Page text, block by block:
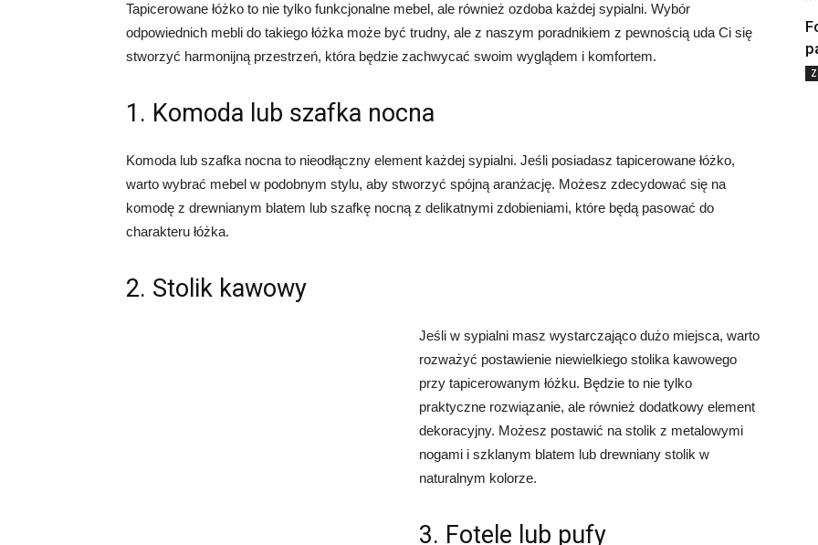
Tapicerowane łóżko to nie tylko funkcjonalne mebel, ale również ozdoba każdej sypialni. Wybór
odpowiednich mebli do takiego łóżka może być trudny, ale z naszym poradnikiem z pewnością uda Ci się
stworzyć harmonijną przestrzeń, która będzie zachwycać swoim wyglądem i komfortem.
1. Komoda lub szafka nocna
Komoda lub szafka nocna to nieodłączny element każdej sypialni. Jeśli posiadasz tapicerowane łóżko,
warto wybrać mebel w podobnym stylu, aby stworzyć spójną aranżację. Możesz zdecydować się na
komodę z drewnianym blatem lub szafkę nocną z delikatnymi zdobieniami, które będą pasować do
charakteru łóżka.
2. Stolik kawowy
Jeśli w sypialni masz wystarczająco dużo miejsca, warto
rozważyć postawienie niewielkiego stolika kawowego
przy tapicerowanym łóżku. Będzie to nie tylko
praktyczne rozwiązanie, ale również dodatkowy element
dekoracyjny. Możesz postawić na stolik z metalowymi
nogami i szklanym blatem lub drewniany stolik w
naturalnym kolorze.
3. Fotele lub pufy